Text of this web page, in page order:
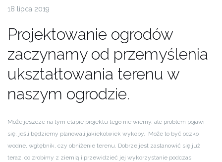
18 lipca 2019
Projektowanie ogrodów
zaczynamy od przemyślenia
ukształtowania terenu w
naszym ogrodzie.
Może jeszcze na tym etapie projektu tego nie wiemy, ale problem pojawi
się, jeśli będziemy planowali jakiekolwiek wykopy. Może to być oczko
wodne, wgłębnik, czy obniżenie terenu. Dobrze jest zastanowić się już
teraz, co zrobimy z ziemią i przewidzieć jej wykorzystanie podczas